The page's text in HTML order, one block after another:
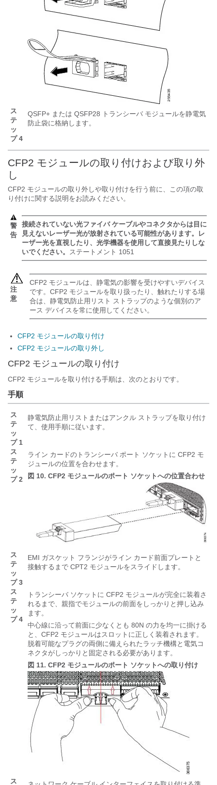
ス
テ
ッ
プ 4
QSFP+ または QSFP28 トランシーバ モジュールを静電気
防止袋に格納します。
CFP2 モジュールの取り付けおよび取り外
し
CFP2 モジュールの取り外しや取り付けを行う前に、この項の取
り付けに関する説明をお読みください。
警
告
接続されていない光ファイバ ケーブルやコネクタからは目に
見えないレーザー光が放射されている可能性があります。レ
ーザー光を直視したり、光学機器を使用して直接見たりしな
いでください。
ステートメント 1051
注
意
CFP2 モジュールは、静電気の影響を受けやすいデバイス
です。CFP2 モジュールを取り扱ったり、触れたりする場
合は、静電気防止用リスト ストラップのような個別のア
ース デバイスを常に使用してください。
CFP2 モジュールの取り付け
CFP2 モジュールの取り外し
CFP2 モジュールの取り付け
CFP2 モジュールを取り付ける手順は、次のとおりです。
手順
ス
テ
ッ
プ 1
静電気防止用リストまたはアンクル ストラップを取り付け
て、使用手順に従います。
ス
テ
ッ
プ 2
ライン カードのトランシーバ ポート ソケットに CFP2 モ
ジュールの位置を合わせます。
図 10. CFP2 モジュールのポート ソケットへの位置合わせ
ス
テ
ッ
プ 3
EMI ガスケット フランジがライン カード前面プレートと
接触するまで CPT2 モジュールをスライドします。
ス
テ
ッ
プ 4
トランシーバ ソケットに CFP2 モジュールが完全に装着さ
れるまで、親指でモジュールの前面をしっかりと押し込み
ます。
中心線に沿って前面に少なくとも 80N の力を均一に掛ける
と、CFP2 モジュールはスロットに正しく装着されます。
脱着可能なプラグの両側に備えられたラッチ機構と電気コ
ネクタがしっかりと固定される必要があります。
図 11. CFP2 モジュールのポート ソケットへの取り付け
ス